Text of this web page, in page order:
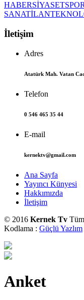
HABERSİYASET
SANATİLAN
İletişim
Adres
Atatürk Mah. Vatan
Telefon
0 546 465 35 44
E-mail
kernektv@gmail.com
Ana Sayfa
Yayıncı Künyesi
Hakkımızda
İletişim
© 2016 Kernek Tv
Kodlama : Güçlü Yazlım
Anket